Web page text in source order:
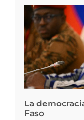
La
Faso